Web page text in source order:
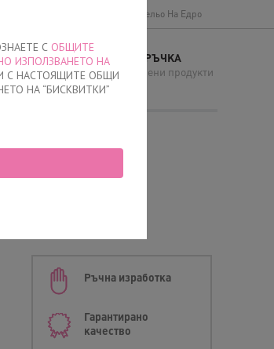
С ОБЩИТЕ
ИЗПОЛЗВАНЕТО НА
С НАСТОЯЩИТЕ ОБЩИ
НА “БИСКВИТКИ”
Бельо На Едро
МОЯТА ПОРЪЧКА
няма добавени продукти
Графит
Ръчна изработка
Гарантирано
качество